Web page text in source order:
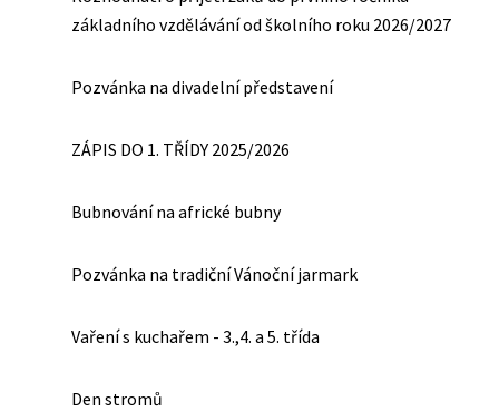
základního vzdělávání od školního roku 2026/2027
Pozvánka na divadelní představení
ZÁPIS DO 1. TŘÍDY 2025/2026
Bubnování na africké bubny
Pozvánka na tradiční Vánoční jarmark
Vaření s kuchařem - 3.,4. a 5. třída
Den stromů